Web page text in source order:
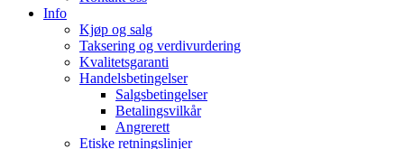
Info
Kjøp og salg
Taksering og verdivurdering
Kvalitetsgaranti
Handelsbetingelser
Salgsbetingelser
Betalingsvilkår
Angrerett
Etiske retningslinjer